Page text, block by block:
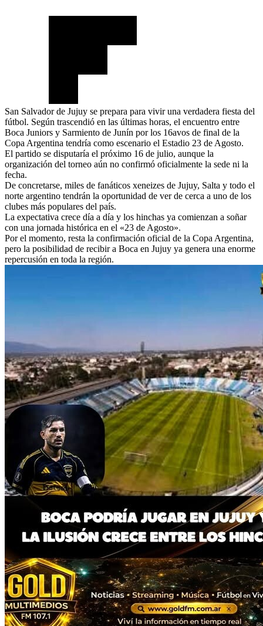
San Salvador de Jujuy se prepara para vivir una verdadera fiesta del
fútbol. Según trascendió en las últimas horas, el encuentro entre
Boca Juniors y Sarmiento de Junín por los 16avos de final de la
Copa Argentina tendría como escenario el Estadio 23 de Agosto.
El partido se disputaría el próximo 16 de julio, aunque la
organización del torneo aún no confirmó oficialmente la sede ni la
fecha.
De concretarse, miles de fanáticos xeneizes de Jujuy, Salta y todo el
norte argentino tendrán la oportunidad de ver de cerca a uno de los
clubes más populares del país.
La expectativa crece día a día y los hinchas ya comienzan a soñar
con una jornada histórica en el «23 de Agosto».
Por el momento, resta la confirmación oficial de la Copa Argentina,
pero la posibilidad de recibir a Boca en Jujuy ya genera una enorme
repercusión en toda la región.